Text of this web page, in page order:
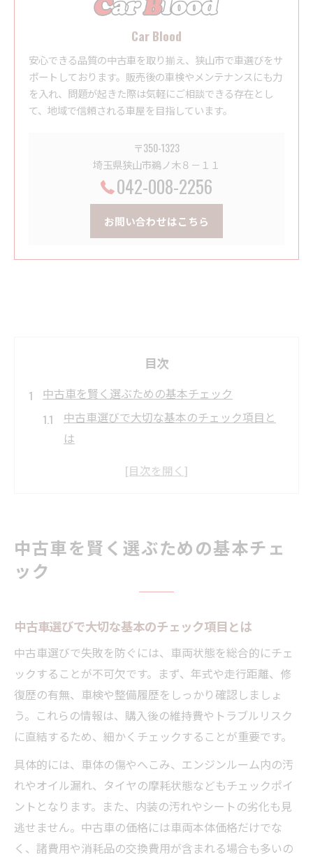
Car Blood
安心できる品質の中古車を取り揃え、狭山市で車選びをサ
ポートしております。販売後の車検やメンテナンスにも力
を入れ、問題が起きた際は気軽にご相談できる存在とし
て、地域で信頼される車屋を目指しています。
〒350-1323
埼玉県狭山市鵜ノ木８－１１
042-008-2256
お問い合わせはこちら
目次
中古車を賢く選ぶための基本チェック
中古車選びで大切な基本のチェック項目と
は
狭山市で中古車を探す際の比較のコツ
年式や走行距離から読む中古車の価値
中古車選びで走行距離の目安はどこを見る
べきか
何年落ちの中古車がコスパ重視でおすすめ
走行距離ごとの中古車リスクと注意点を知
ろう
中古車の年式と走行距離を比較して選ぶコ
ツ
中古車を賢く選ぶための基本チェ
ック
中古車選びで大切な基本のチェック項目とは
中古車選びで失敗を防ぐには、車両状態を総合的にチェ
ックすることが不可欠です。まず、年式や走行距離、修
復歴の有無、車検や整備履歴をしっかり確認しましょ
う。これらの情報は、購入後の維持費やトラブルリスク
に直結するため、細かくチェックすることが重要です。
具体的には、車体の傷やへこみ、エンジンルーム内の汚
れやオイル漏れ、タイヤの摩耗状態などもチェックポイ
ントとなります。また、内装の汚れやシートの劣化も見
逃せません。中古車の価格には車両本体価格だけでな
く、諸費用や消耗品の交換費用が含まれる場合も多いの